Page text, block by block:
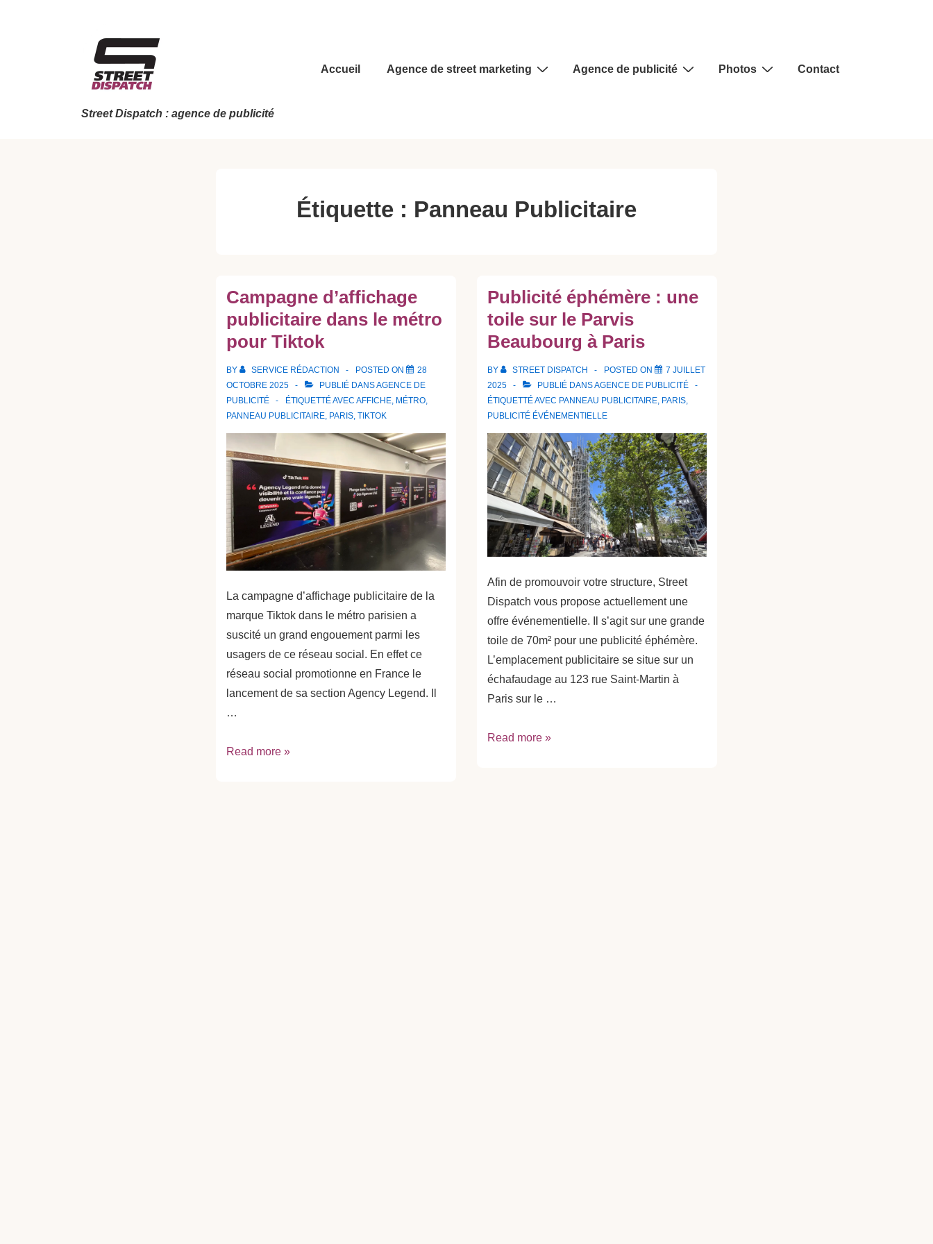
Street Dispatch : agence de publicité
Main
Accueil Agence de street marketing Agence de publicité Photos Contact
Étiquette : Panneau Publicitaire
Campagne d’affichage
publicitaire dans le métro
pour Tiktok
BY SERVICE RÉDACTION POSTED ON
28
OCTOBRE 2025
PUBLIÉ DANSAGENCE DE
PUBLICITÉ
ÉTIQUETTÉ AVEC AFFICHE, MÉTRO,
PANNEAU PUBLICITAIRE, PARIS, TIKTOK
La campagne d’affichage publicitaire de la
marque Tiktok dans le métro parisien a
suscité un grand engouement parmi les
usagers de ce réseau social. En effet ce
réseau social promotionne en France le
lancement de sa section Agency Legend. Il
…
Campagne
Read more »
Publicité éphémère : une
toile sur le Parvis
Beaubourg à Paris
BY STREET DISPATCH POSTED ON
7 JUILLET
2025
PUBLIÉ DANSAGENCE DE PUBLICITÉ
ÉTIQUETTÉ AVEC PANNEAU PUBLICITAIRE, PARIS,
PUBLICITÉ ÉVÉNEMENTIELLE
Afin de promouvoir votre structure, Street
Dispatch vous propose actuellement une
offre événementielle. Il s’agit sur une grande
toile de 70m² pour une publicité éphémère.
L’emplacement publicitaire se situe sur un
échafaudage au 123 rue Saint-Martin à
Paris sur le …
Publicité
Read more »